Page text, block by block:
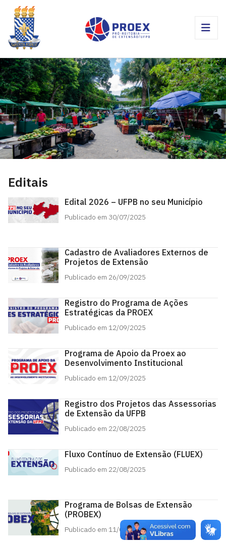
Editais
Edital 2026 – UFPB no seu Município
Publicado em 30/07/2025
Cadastro de Avaliadores Externos de
Projetos de Extensão
Publicado em 26/09/2025
Registro do Programa de Ações
Estratégicas da PROEX
Publicado em 12/09/2025
Programa de Apoio da Proex ao
Desenvolvimento Institucional
Publicado em 12/09/2025
Registro dos Projetos das Assessorias
de Extensão da UFPB
Publicado em 22/08/2025
Fluxo Contínuo de Extensão (FLUEX)
Publicado em 22/08/2025
Programa de Bolsas de Extensão
(PROBEX)
Publicado em 11/08/2025